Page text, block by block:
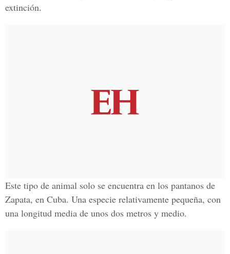
extinción.
Este tipo de animal solo se encuentra en los pantanos de
Zapata, en Cuba. Una especie relativamente pequeña, con
una longitud media de unos dos metros y medio.